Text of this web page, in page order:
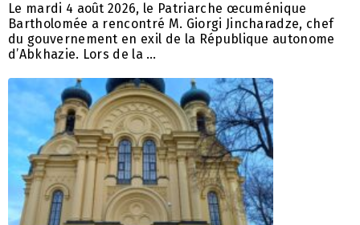
Le mardi 4 août 2026, le Patriarche œcuménique
Bartholomée a rencontré M. Giorgi Jincharadze, chef
du gouvernement en exil de la République autonome
d’Abkhazie. Lors de la …